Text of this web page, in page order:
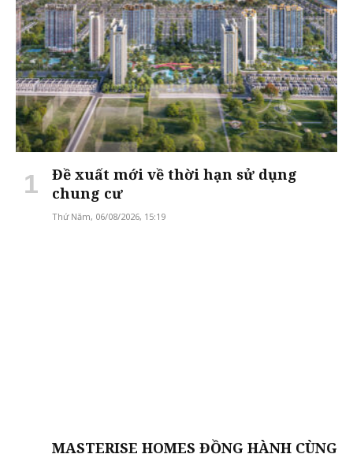
Đề xuất mới về thời hạn sử dụng
chung cư
Thứ Năm, 06/08/2026, 15:19
MASTERISE HOMES ĐỒNG HÀNH CÙNG